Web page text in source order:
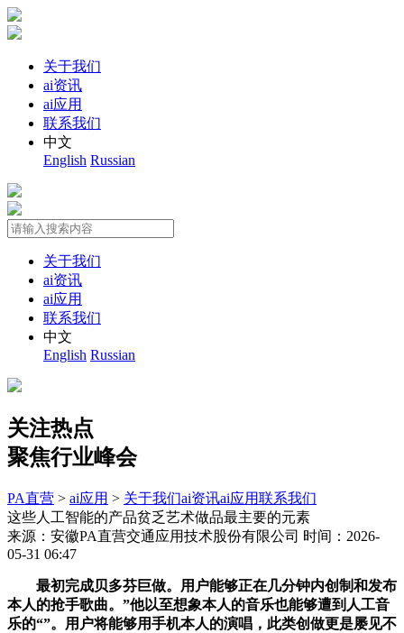
关于我们
ai资讯
ai应用
联系我们
中文
English Russian
关于我们
ai资讯
ai应用
联系我们
中文
English Russian
关注热点
聚焦行业峰会
PA直营 > ai应用 > 关于我们ai资讯ai应用联系我们
这些人工智能的产品贫乏艺术做品最主要的元素
来源：安徽PA直营交通应用技术股份有限公司 时间：2026-
05-31 06:47
最初完成贝多芬巨做。用户能够正在几分钟内创制和发布
本人的抢手歌曲。”他以至想象本人的音乐也能够遭到人工音
乐的“”。用户将能够用手机本人的演唱，此类创做更是屡见不